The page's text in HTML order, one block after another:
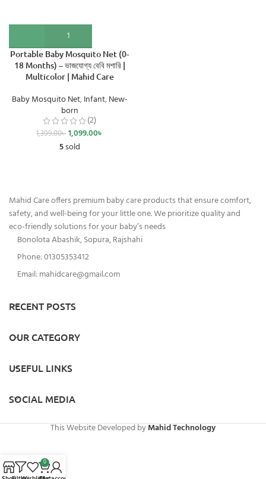
Portable Baby Mosquito Net (0-
18 Months) – ভাজযোগ্য বেবি মশারি |
Multicolor | Mahid Care
Baby Mosquito Net,Infant,New-
born
(2)
1,399.00৳1,099.00৳
5sold
Mahid Care offers premium baby care products that ensure comfort,
safety, and well-being for your little one. We prioritize quality and
eco-friendly solutions for your baby’s needs
Bonolota Abashik, Sopura, Rajshahi
Phone: 01305353412
Email:mahidcare@gmail.com
RECENT POSTS
OUR CATEGORY
USEFUL LINKS
SOCIAL MEDIA
This Website Developed byMahid Technology
0